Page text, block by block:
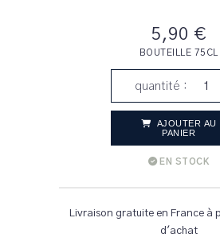
5,90 €
BOUTEILLE 75CL
quantité :
AJOUTER AU
PANIER
EN STOCK
Livraison gratuite en France à
d'achat